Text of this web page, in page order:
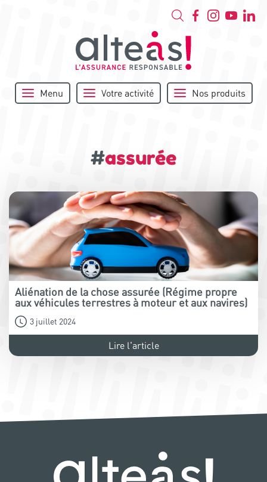
Menu Votre activité Nos produits
#assurée
Aliénation de la chose assurée (Régime propre
aux véhicules terrestres à moteur et aux navires)
3 juillet 2024
Lire l'article